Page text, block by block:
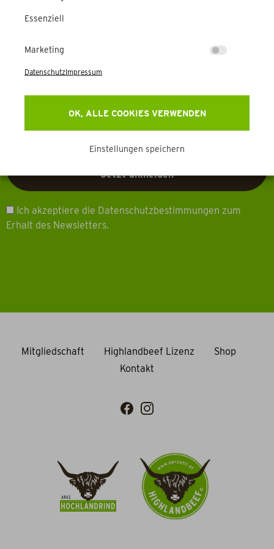
Essenziell
Marketing
OK, ALLE COOKIES VERWENDEN
Einstellungen speichern
DatenschutzImpressum
Erhalten Sie Aktuelles, Events & mehr direkt in Ihr
Ich akzeptiere die Datenschutzbestimmungen zum
Erhalt des Newsletters.
Mitgliedschaft Highlandbeef Lizenz
Shop
Kontakt